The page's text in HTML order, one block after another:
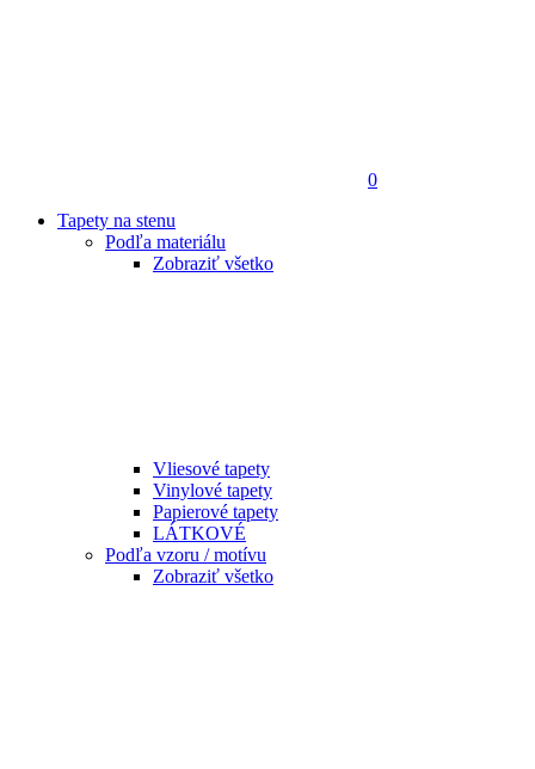
0
Tapety na stenu
Podľa materiálu
Zobraziť všetko
Vliesové tapety
Vinylové tapety
Papierové tapety
LÁTKOVÉ
Podľa vzoru / motívu
Zobraziť všetko